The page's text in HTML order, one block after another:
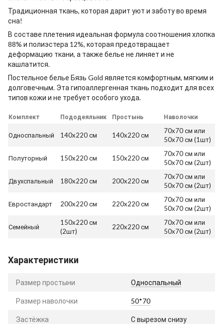
Традиционная ткань, которая дарит уют и заботу во время
сна!
В составе плетения идеальная формула соотношения хлопка
88% и полиэстера 12%, которая предотвращает
деформацию ткани, а также белье не линяет и не
кашлатится.
Постельное белье Бязь Gold является комфортным, мягким и
долговечным. Эта гипоаллергенная ткань подходит для всех
типов кожи и не требует особого ухода.
Комплект Пододеяльник Простынь Наволочки
Односпальный 140x220 см 140x220 см
70x70 см или
50x70 см (1шт)
Полуторный 150x220 см 150x220 см
70x70 см или
50x70 см (2шт)
Двухспальный 180x220 см 200x220 см
70x70 см или
50x70 см (2шт)
Евростандарт 200x220 см 220x220 см
70x70 см или
50x70 см (2шт)
Семейный
150x220 см
(2шт)
220x220 см
70x70 см или
50x70 см (2шт)
Характеристики
Размер простыни Односпальный
Размер наволочки 50*70
Застёжка С вырезом снизу